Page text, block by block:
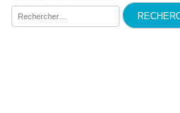
Rechercher :